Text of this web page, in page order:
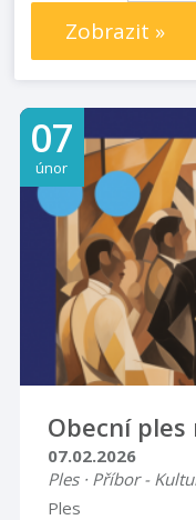
Zobrazit »
07
únor
Obecní
07.02.2026
Ples · Příbor -
Ples